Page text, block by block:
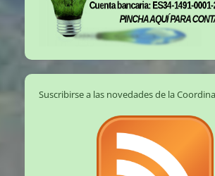
Suscribirse a las novedades de la